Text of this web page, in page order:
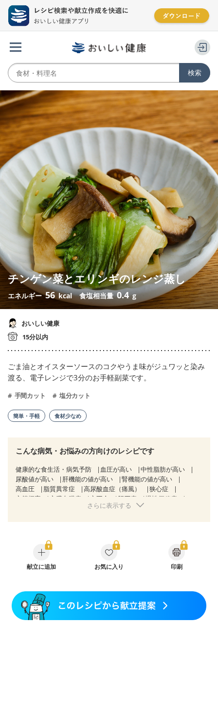
チンゲン菜とエリンギのレンジ蒸し
エネルギー56 kcal 食塩相当量0.4 g
おいしい健康
15分以内
ごま油とオイスターソースのコクやうま味がジュワッと染み
渡る、電子レンジで3分のお手軽副菜です。
手間カット 塩分カット
簡単・手軽 食材少なめ
こんな病気・お悩みの方向けのレシピです
健康的な食生活・病気予防 血圧が高い
中性脂肪が高い
尿酸値が高い
肝機能の値が高い
腎機能の値が高い
高血圧
脂質異常症 高尿酸血症（痛風）
狭心症
心筋梗塞
心臓弁膜症 心不全 胆石症
慢性便秘症
糖尿病性腎症（第１期）
乳がん（抗がん剤治療中）
乳がん（ホルモン療法中）
乳がん（放射線治療中）
乳がん治療を終えた方・経過観察中の方など
妊婦健診・血圧が気になる（初期）
妊婦健診・血糖値が気になる（初期）
妊娠高血圧(中期)
妊娠糖尿病(初期)
さらに表示する
献立に追加 お気に入り 印刷